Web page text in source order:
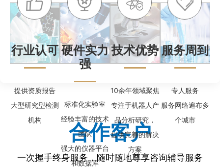
行业认可
提供资质报告
大型研究型检测
机构
硬件实力
强
标准化实验室
经验丰富的技术
团队
强大的仪器平台
和数据库
技术优势
10余年领域聚焦
专注于机器人产
品分析研究，
提供完善的解决
方案
服务周到
专人服务
服务网络遍布多
个城市
合作客户
一次握手终身服务，随时随地尊享咨询辅导服务